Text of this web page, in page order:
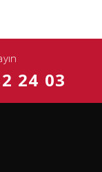
24 03